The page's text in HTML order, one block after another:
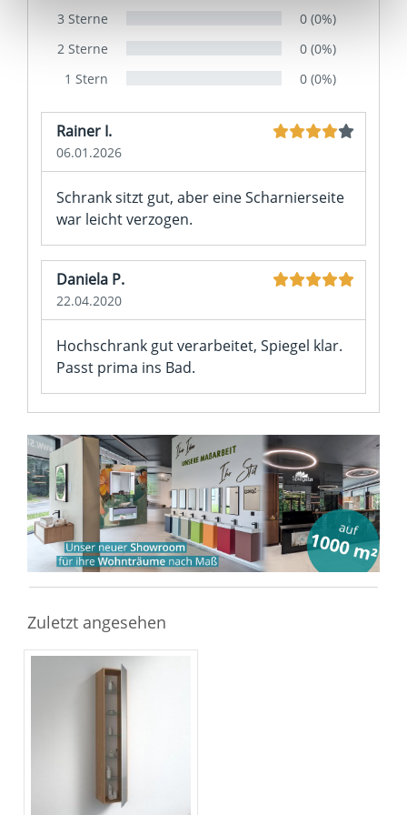
unter "Cookies" Ihre getroffene Auswahl anpassen. Durch
3 Sterne
0 (0%)
2 Sterne
0 (0%)
1 Stern
0 (0%)
Rainer I.
06.01.2026
Schrank sitzt gut, aber eine Scharnierseite
war leicht verzogen.
Daniela P.
22.04.2020
Hochschrank gut verarbeitet, Spiegel klar.
Passt prima ins Bad.
Zuletzt angesehen